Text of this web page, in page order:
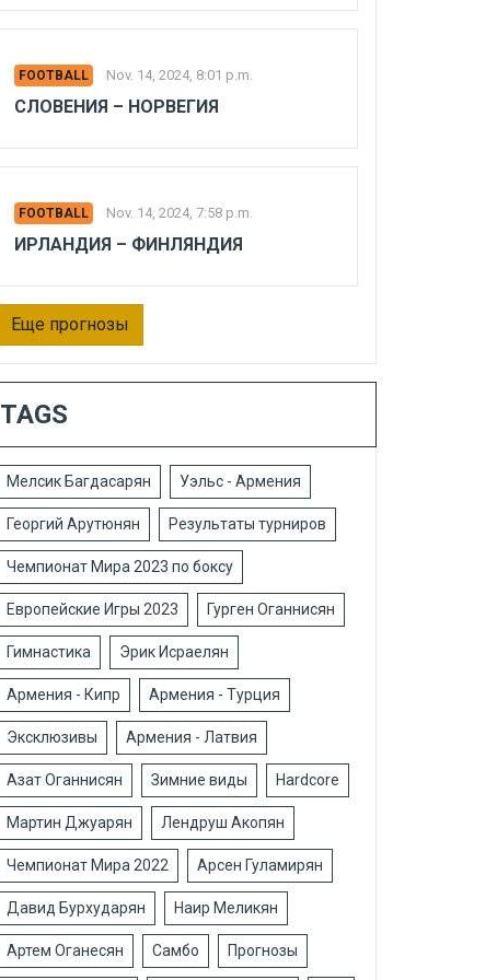
FOOTBALL Nov. 14, 2024, 8:01 p.m.
СЛОВЕНИЯ – НОРВЕГИЯ
FOOTBALL Nov. 14, 2024, 7:58 p.m.
ИРЛАНДИЯ – ФИНЛЯНДИЯ
Еще прогнозы
TAGS
Мелсик Багдасарян Уэльс - Армения
Георгий Арутюнян Результаты турниров
Чемпионат Мира 2023 по боксу
Европейские Игры 2023 Гурген Оганнисян
Гимнастика Эрик Исраелян
Армения - Кипр Армения - Турция
Эксклюзивы Армения - Латвия
Азат Оганнисян Зимние виды Hardcore
Мартин Джуарян Лендруш Акопян
Чемпионат Мира 2022 Арсен Гуламирян
Давид Бурхударян Наир Меликян
Артем Оганесян Самбо Прогнозы